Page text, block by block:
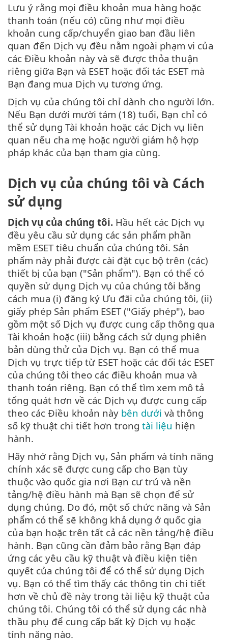
Lưu ý rằng mọi điều khoản mua hàng hoặc
thanh toán (nếu có) cũng như mọi điều
khoản cung cấp/chuyển giao ban đầu liên
quan đến Dịch vụ đều nằm ngoài phạm vi của
các Điều khoản này và sẽ được thỏa thuận
riêng giữa Bạn và ESET hoặc đối tác ESET mà
Bạn đang mua Dịch vụ tương ứng.
Dịch vụ của chúng tôi chỉ dành cho người lớn.
Nếu Bạn dưới mười tám (18) tuổi, Bạn chỉ có
thể sử dụng Tài khoản hoặc các Dịch vụ liên
quan nếu cha mẹ hoặc người giám hộ hợp
pháp khác của bạn tham gia cùng.
Dịch vụ của chúng tôi và Cách
sử dụng
Dịch vụ của chúng tôi. Hầu hết các Dịch vụ
đều yêu cầu sử dụng các sản phẩm phần
mềm ESET tiêu chuẩn của chúng tôi. Sản
phẩm này phải được cài đặt cục bộ trên (các)
thiết bị của bạn ("Sản phẩm"). Bạn có thể có
quyền sử dụng Dịch vụ của chúng tôi bằng
cách mua (i) đăng ký Ưu đãi của chúng tôi, (ii)
giấy phép Sản phẩm ESET ("Giấy phép"), bao
gồm một số Dịch vụ được cung cấp thông qua
Tài khoản hoặc (iii) bằng cách sử dụng phiên
bản dùng thử của Dịch vụ. Bạn có thể mua
Dịch vụ trực tiếp từ ESET hoặc các đối tác ESET
của chúng tôi theo các điều khoản mua và
thanh toán riêng. Bạn có thể tìm xem mô tả
tổng quát hơn về các Dịch vụ được cung cấp
theo các Điều khoản này bên dưới và thông
số kỹ thuật chi tiết hơn trong tài liệu hiện
hành.
Hãy nhớ rằng Dịch vụ, Sản phẩm và tính năng
chính xác sẽ được cung cấp cho Bạn tùy
thuộc vào quốc gia nơi Bạn cư trú và nền
tảng/hệ điều hành mà Bạn sẽ chọn để sử
dụng chúng. Do đó, một số chức năng và Sản
phẩm có thể sẽ không khả dụng ở quốc gia
của bạn hoặc trên tất cả các nền tảng/hệ điều
hành. Bạn cũng cần đảm bảo rằng Bạn đáp
ứng các yêu cầu kỹ thuật và điều kiện tiên
quyết của chúng tôi để có thể sử dụng Dịch
vụ. Bạn có thể tìm thấy các thông tin chi tiết
hơn về chủ đề này trong tài liệu kỹ thuật của
chúng tôi. Chúng tôi có thể sử dụng các nhà
thầu phụ để cung cấp bất kỳ Dịch vụ hoặc
tính năng nào.